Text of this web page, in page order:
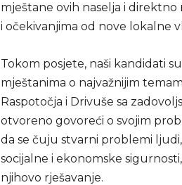
mještane ovih naselja i
i očekivanjima od nove lokalne
Tokom posjete, naši kandidati
mještanima o najvažnijim
Raspotočja i Drivuše sa
otvoreno govoreći o svojim
da se čuju stvarni problemi
socijalne i ekonomske
njihovo rješavanje.